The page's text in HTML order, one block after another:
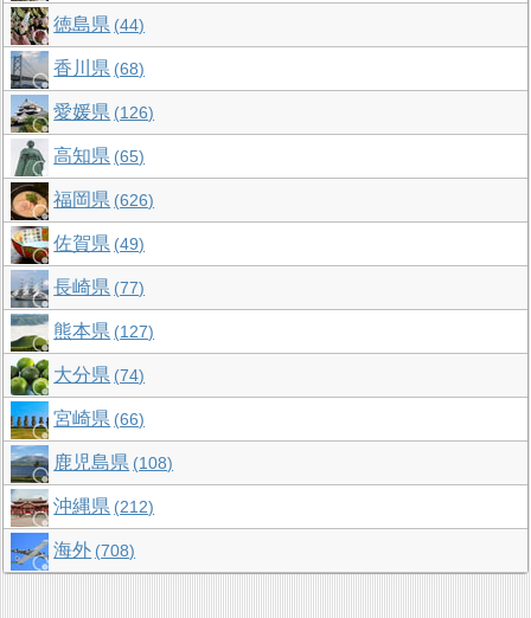
徳島県 44
香川県 68
愛媛県 126
高知県 65
福岡県 626
佐賀県 49
長崎県 77
熊本県 127
大分県 74
宮崎県 66
鹿児島県 108
沖縄県 212
海外 708